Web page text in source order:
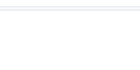
Siamo aLoanosu una spiaggia di